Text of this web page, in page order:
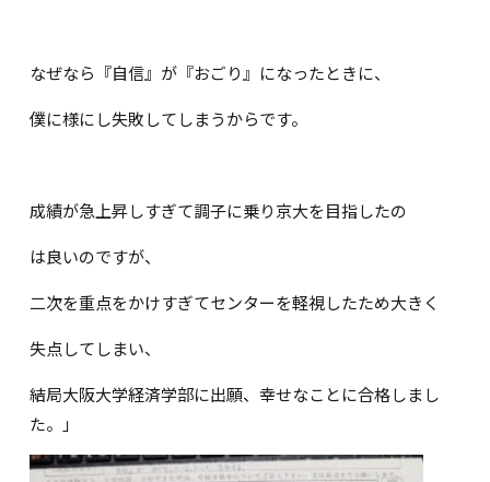
なぜなら『自信』が『おごり』になったときに、
僕に様にし失敗してしまうからです。
成績が急上昇しすぎて調子に乗り京大を目指したの
は良いのですが、
二次を重点をかけすぎてセンターを軽視したため大きく
失点してしまい、
結局大阪大学経済学部に出願、幸せなことに合格しまし
た。」